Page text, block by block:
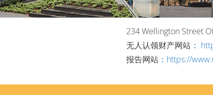
234 Wellington Street
无人认领财产网站：
报告网站：https://